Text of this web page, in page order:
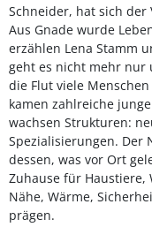
Schneider, hat sich
Aus Gnade wurde
erzählen Lena Stamm
geht es nicht mehr nur
die Flut viele
kamen zahlreiche
wachsen Strukturen:
Spezialisierungen. Der
dessen, was vor Ort
Zuhause für Haustiere,
Nähe, Wärme,
prägen.